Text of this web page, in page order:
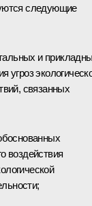
следующие
и
угроз
связанных
воздействия